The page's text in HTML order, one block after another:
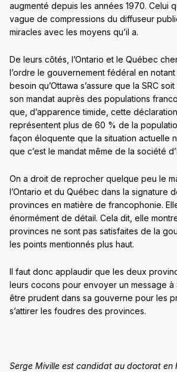
augmenté depuis les années 1970. Celui
vague de compressions du diffuseur
miracles avec les moyens qu’il a.
De leurs côtés, l’Ontario et le Québec
l’ordre le gouvernement fédéral en
besoin qu’Ottawa s’assure que la SRC
son mandat auprès des populations
que, d’apparence timide, cette
représentent plus de 60 % de la
façon éloquente que la situation actuelle
que c’est le mandat même de la société
On a droit de reprocher quelque peu le
l’Ontario et du Québec dans la signature
provinces en matière de francophonie.
énormément de détail. Cela dit, elle
provinces ne sont pas satisfaites de la
les points mentionnés plus haut.
Il faut donc applaudir que les deux
leurs cocons pour envoyer un message à
être prudent dans sa gouverne pour les
s’attirer les foudres des provinces.
Serge Miville est candidat au doctorat en